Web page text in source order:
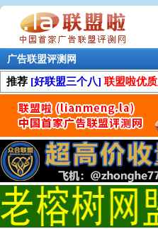
广告联盟评测网
推荐 [好联盟三个八] 联盟啦优